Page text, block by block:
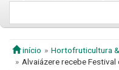
início
Hortofruticultura
Alvaiázere recebe